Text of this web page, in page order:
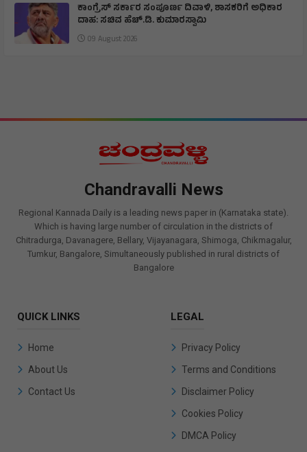
ಕಾಂಗ್ರೆಸ್ ಸರ್ಕಾರ ಸಂಪೂರ್ಣ ದಿವಾಳಿ, ಶಾಸಕರಿಗೆ ಅಧಿಕಾರ
ದಾಹ: ಸಚಿವ ಹೆಚ್.ಡಿ. ಕುಮಾರಸ್ವಾಮಿ
09 August 2026
Chandravalli News
Regional Kannada Daily is a leading news paper in (Karnataka state).
Which is having large number of circulation in the districts of
Chitradurga, Davanagere, Bellary, Vijayanagara, Shimoga, Chikmagalur,
Tumkur, Bangalore, Simultaneously published in rural districts of
Bangalore
QUICK LINKS
Home
About Us
Contact Us
LEGAL
Privacy Policy
Terms and Conditions
Disclaimer Policy
Cookies Policy
DMCA Policy